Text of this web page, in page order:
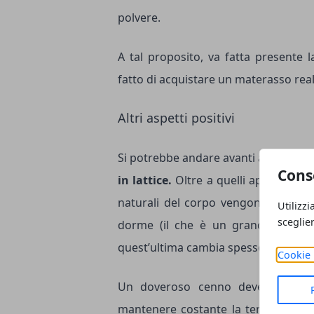
Cookie
polvere.
A tal proposito, va fatta presente
fatto di acquistare un materasso
Altri aspetti positivi
Si potrebbe andare avanti ancora
in lattice. Oltre a quelli appena
naturali del corpo vengono infatti
dorme (il che è un grande
quest’ultima cambia spesso).
Un doveroso cenno deve
mantenere costante la